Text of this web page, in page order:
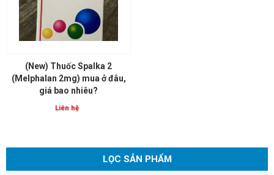
(New) Thuốc Spalka 2
(Melphalan 2mg) mua ở đâu,
giá bao nhiêu?
Liên hệ
LỌC SẢN PHẨM